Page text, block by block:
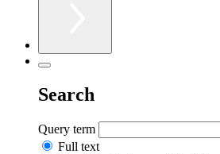
Search
Query term
Full text